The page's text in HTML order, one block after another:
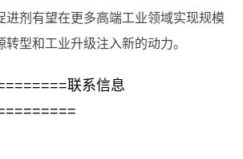
进剂有望在更多高端工业领域实现规模
型和工业升级注入新的动力。
联系信息